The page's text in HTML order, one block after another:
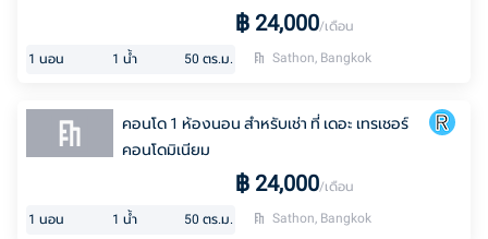
฿ 24,000/เดือน
1 นอน 1 น้ำ 50 ตร.ม. Sathon, Bangkok
คอนโด 1 ห้องนอน สำหรับเช่า ที่ เดอะ เทรเชอร์
คอนโดมิเนียม
฿ 24,000/เดือน
1 นอน 1 น้ำ 50 ตร.ม. Sathon, Bangkok